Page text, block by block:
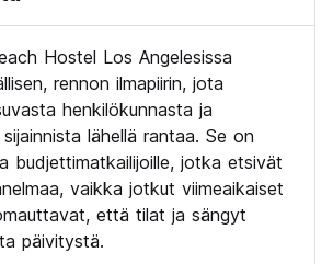
joka muutettiin retkeilymajaksi
tekee meistä Venice Beachin
retkeilymajan! Toinen tapahtumapaikka,
on kaksikerroksinen boutique-rakennus,
sinut tuntemaan olosi kotoisaksi!
paikassa, mutta SINUN
SISÄÄN osoitteessa 2915 YALE
Hostel Los Angelesissa
rennon ilmapiirin, jota
henkilökunnasta ja
lähellä rantaa. Se on
budjettimatkailijoille, jotka etsivät
vaikka jotkut viimeaikaiset
että tilat ja sängyt
päivitystä.